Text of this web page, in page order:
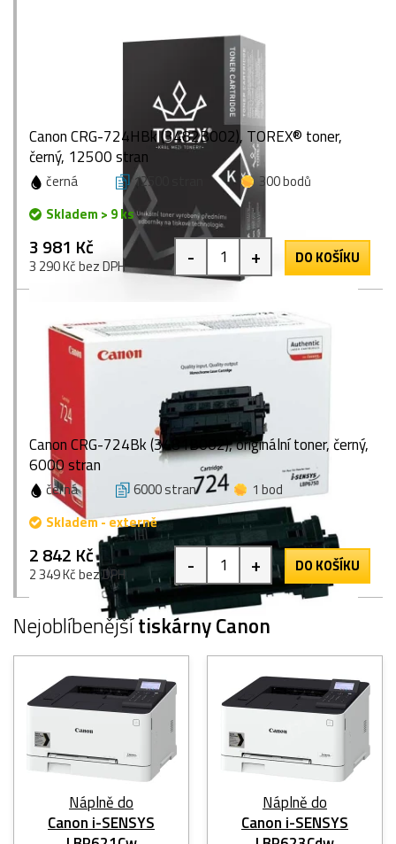
Canon CRG-724HBk (3482B002), TOREX® toner,
černý, 12500 stran
černá 12500 stran
300 bodů
Skladem > 9 ks
3 981 Kč
3 290 Kč bez DPH - + DO KOŠÍKU
Canon CRG-724Bk (3481B002), originální toner, černý,
6000 stran
černá 6000 stran
1 bod
Skladem - externě
2 842 Kč
2 349 Kč bez DPH - + DO KOŠÍKU
Nejoblíbenějšítiskárny Canon
Náplně do
Canon i-SENSYS
Náplně do
Canon i-SENSYS